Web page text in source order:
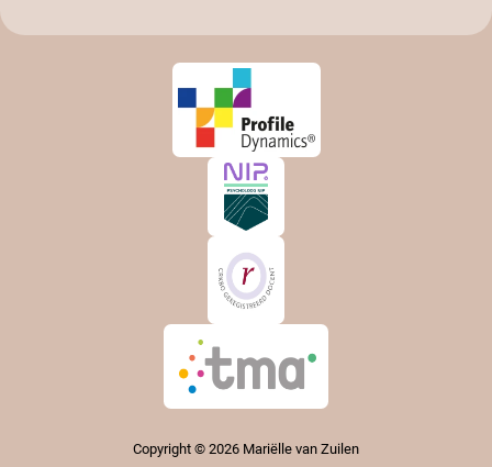
Copyright © 2026 Mariëlle van Zuilen